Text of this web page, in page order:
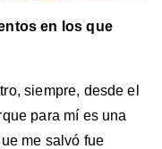
en los que
siempre, desde el
para mí es una
me salvó fue